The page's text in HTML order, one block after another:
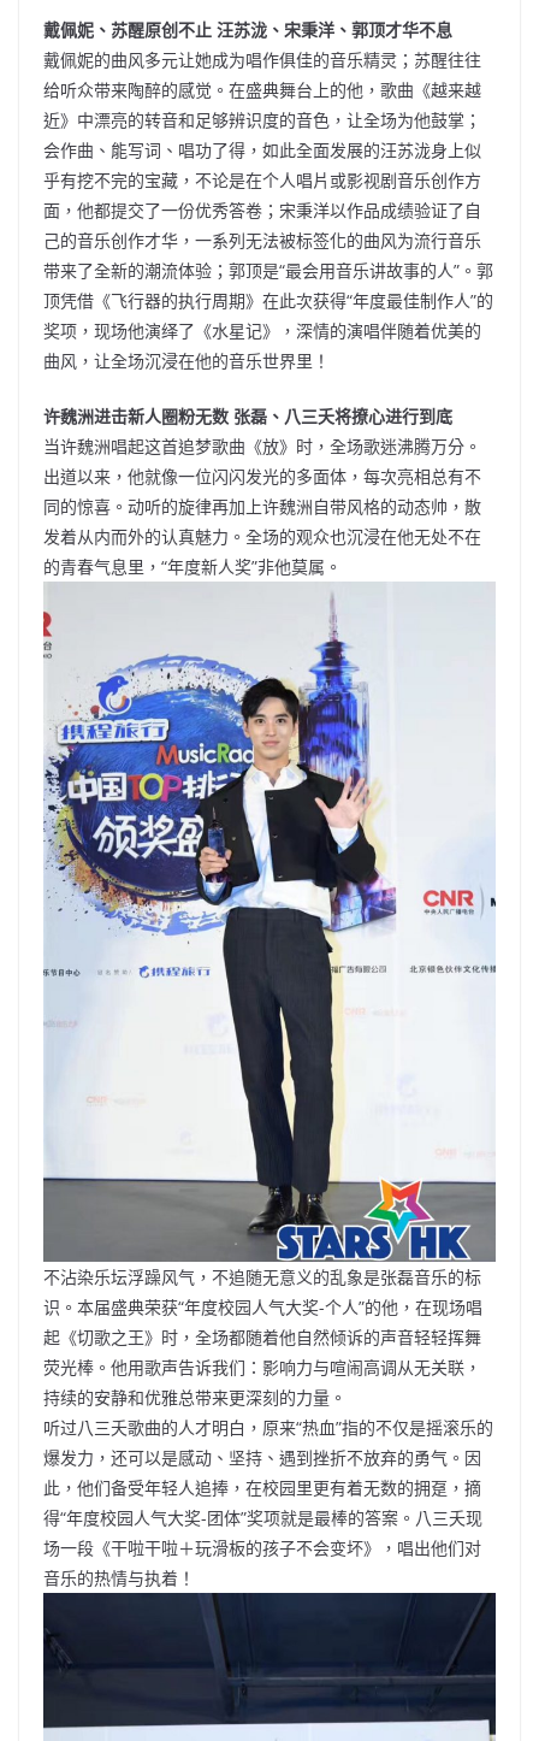
戴佩妮、苏醒原创不止 汪苏泷、宋秉洋、郭顶才华不息
戴佩妮的曲风多元让她成为唱作俱佳的音乐精灵；苏醒往往
给听众带来陶醉的感觉。在盛典舞台上的他，歌曲《越来越
近》中漂亮的转音和足够辨识度的音色，让全场为他鼓掌；
会作曲、能写词、唱功了得，如此全面发展的汪苏泷身上似
乎有挖不完的宝藏，不论是在个人唱片或影视剧音乐创作方
面，他都提交了一份优秀答卷；宋秉洋以作品成绩验证了自
己的音乐创作才华，一系列无法被标签化的曲风为流行音乐
带来了全新的潮流体验；郭顶是“最会用音乐讲故事的人”。郭
顶凭借《飞行器的执行周期》在此次获得“年度最佳制作人”的
奖项，现场他演绎了《水星记》，深情的演唱伴随着优美的
曲风，让全场沉浸在他的音乐世界里！
许魏洲进击新人圈粉无数 张磊、八三夭将撩心进行到底
当许魏洲唱起这首追梦歌曲《放》时，全场歌迷沸腾万分。
出道以来，他就像一位闪闪发光的多面体，每次亮相总有不
同的惊喜。动听的旋律再加上许魏洲自带风格的动态帅，散
发着从内而外的认真魅力。全场的观众也沉浸在他无处不在
的青春气息里，“年度新人奖”非他莫属。
不沾染乐坛浮躁风气，不追随无意义的乱象是张磊音乐的标
识。本届盛典荣获“年度校园人气大奖-个人”的他，在现场唱
起《切歌之王》时，全场都随着他自然倾诉的声音轻轻挥舞
荧光棒。他用歌声告诉我们：影响力与喧闹高调从无关联，
持续的安静和优雅总带来更深刻的力量。
听过八三夭歌曲的人才明白，原来“热血”指的不仅是摇滚乐的
爆发力，还可以是感动、坚持、遇到挫折不放弃的勇气。因
此，他们备受年轻人追捧，在校园里更有着无数的拥趸，摘
得“年度校园人气大奖-团体”奖项就是最棒的答案。八三夭现
场一段《干啦干啦＋玩滑板的孩子不会变坏》，唱出他们对
音乐的热情与执着！